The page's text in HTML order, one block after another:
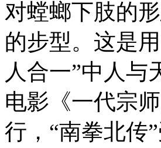
对螳螂下肢的
的步型。这是
人合一”中人与
电影《一代宗
行，“南拳北传